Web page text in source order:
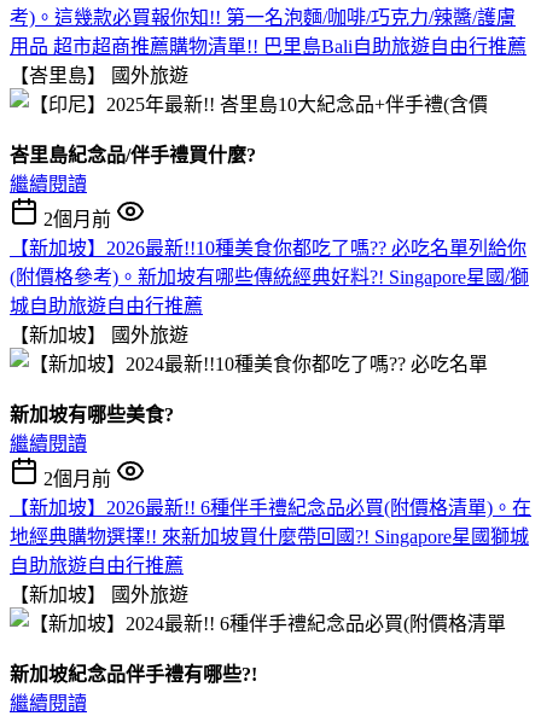
考)。這幾款必買報你知!! 第一名泡麵/咖啡/巧克力/辣醬/護膚
用品 超市超商推薦購物清單!! 巴里島Bali自助旅遊自由行推薦
【峇里島】
國外旅遊
峇里島紀念品/伴手禮買什麼?
繼續閱讀
2個月前
【新加坡】2026最新!!10種美食你都吃了嗎?? 必吃名單列給你
(附價格參考)。新加坡有哪些傳統經典好料?! Singapore星國/獅
城自助旅遊自由行推薦
【新加坡】
國外旅遊
新加坡有哪些美食?
繼續閱讀
2個月前
【新加坡】2026最新!! 6種伴手禮紀念品必買(附價格清單)。在
地經典購物選擇!! 來新加坡買什麼帶回國?! Singapore星國獅城
自助旅遊自由行推薦
【新加坡】
國外旅遊
新加坡紀念品伴手禮有哪些?!
繼續閱讀